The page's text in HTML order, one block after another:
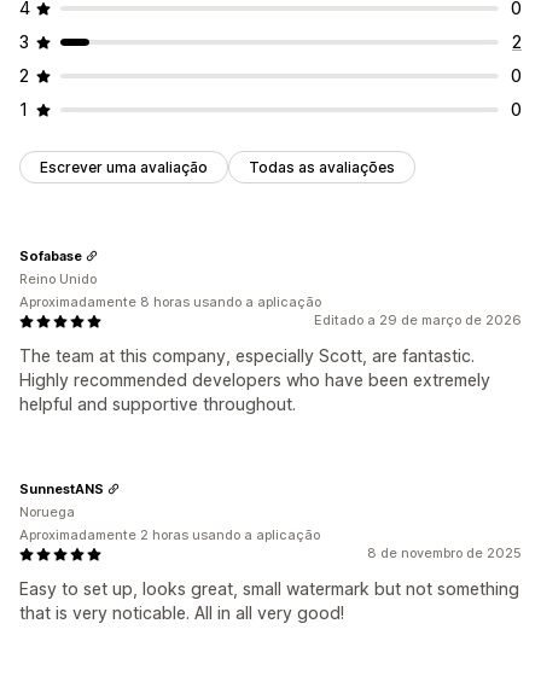
4
0
3
2
2
0
1
0
Escrever uma avaliação Todas as avaliações
Editado a 29 de março de 2026
The team at this company, especially Scott, are fantastic.
Highly recommended developers who have been extremely
helpful and supportive throughout.
Sofabase
Reino Unido
Aproximadamente 8 horas usando a aplicação
8 de novembro de 2025
Easy to set up, looks great, small watermark but not something
that is very noticable. All in all very good!
SunnestANS
Noruega
Aproximadamente 2 horas usando a aplicação